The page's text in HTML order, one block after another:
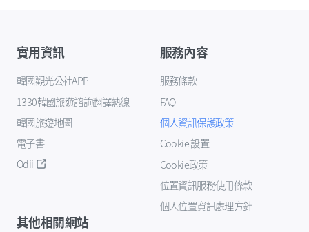
實用資訊
韓國觀光公社APP
1330韓國旅遊諮詢翻譯熱線
韓國旅遊地圖
電子書
Odii
服務內容
服務條款
FAQ
個人資訊保護政策
Cookie 設置
Cookie政策
位置資訊服務使用條款
個人位置資訊處理方針
其他相關網站